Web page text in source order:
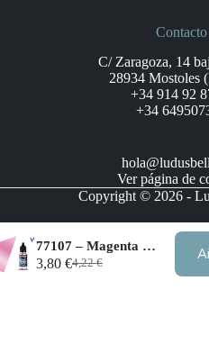
Contacto
C/ Zaragoza, 14
28934 Mostoles
+34 914 92
+34
Ver página de
Copyright © 2026 -
77107 – Magenta Carmesí
4,22€
El
3,80 €
El